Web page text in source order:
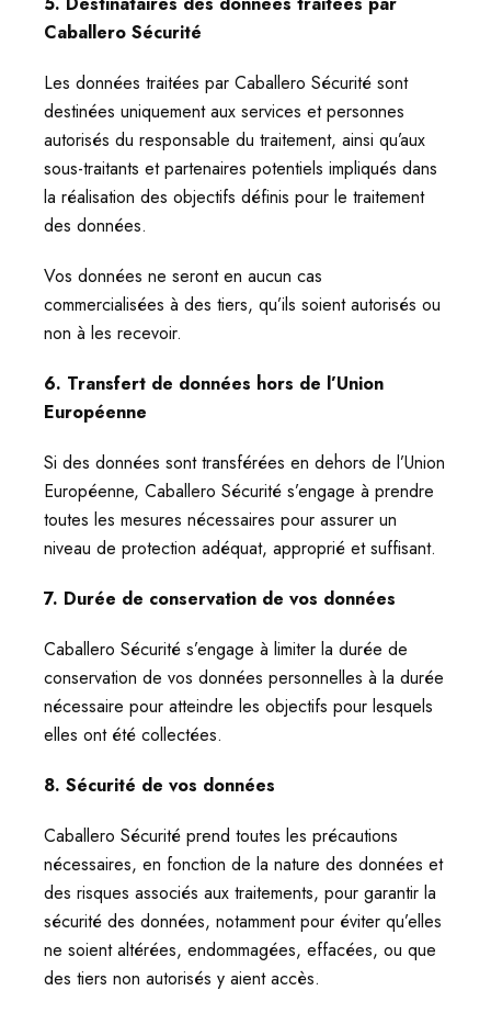
Caballero Sécurité
Les données traitées par Caballero Sécurité sont
destinées uniquement aux services et personnes
autorisés du responsable du traitement, ainsi qu’aux
sous-traitants et partenaires potentiels impliqués dans
la réalisation des objectifs définis pour le traitement
des données.
Vos données ne seront en aucun cas
commercialisées à des tiers, qu’ils soient autorisés ou
non à les recevoir.
6. Transfert de données hors de l’Union
Européenne
Si des données sont transférées en dehors de l’Union
Européenne, Caballero Sécurité s’engage à prendre
toutes les mesures nécessaires pour assurer un
niveau de protection adéquat, approprié et suffisant.
7. Durée de conservation de vos données
Caballero Sécurité s’engage à limiter la durée de
conservation de vos données personnelles à la durée
nécessaire pour atteindre les objectifs pour lesquels
elles ont été collectées.
8. Sécurité de vos données
Caballero Sécurité prend toutes les précautions
nécessaires, en fonction de la nature des données et
des risques associés aux traitements, pour garantir la
sécurité des données, notamment pour éviter qu’elles
ne soient altérées, endommagées, effacées, ou que
des tiers non autorisés y aient accès.